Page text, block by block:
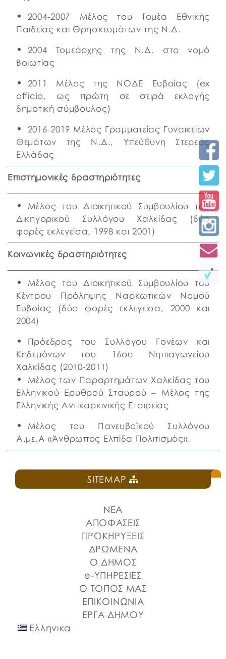
2004-2007 Μέλος του Τομέα Εθνικής
Παιδείας και Θρησκευμάτων της Ν.Δ.
2004 Τομεάρχης της Ν.Δ. στο νομό
Βοιωτίας
2011 Mέλος της ΝΟΔΕ Ευβοίας (ex
officio, ως πρώτη σε σειρά εκλογής
δημοτική σύμβουλος)
2016-2019 Μέλος Γραμματείας Γυναικείων
Θεμάτων της Ν.Δ., Υπεύθυνη Στερεάς
Ελλάδας
Επιστημονικές δραστηριότητες
Μέλος του Διοικητικού Συμβουλίου του
Δικηγορικού Συλλόγου Χαλκίδας (δύο
φορές εκλεγείσα, 1998 και 2001)
Κοινωνικές δραστηριότητες
Μέλος του Διοικητικού Συμβουλίου του
Κέντρου Πρόληψης Ναρκωτικών Νομού
Ευβοίας (δύο φορές εκλεγείσα, 2000 και
2004)
Πρόεδρος του Συλλόγου Γονέων και
Κηδεμόνων του 16ου Νηπιαγωγείου
Χαλκίδας (2010-2011)
Μέλος των Παραρτημάτων Χαλκίδας του
Ελληνικού Ερυθρού Σταυρού – Μέλος της
Ελληνικής Αντικαρκινικής Εταιρείας
Μέλος του Πανευβοϊκού Συλλόγου
Α.με.Α «Άνθρωπος Ελπίδα Πολιτισμός».
SITEMAP
ΝΕΑ
ΑΠΟΦΑΣΕΙΣ
ΠΡΟΚΗΡΥΞΕΙΣ
ΔΡΩΜΕΝΑ
Ο ΔΗΜΟΣ
e-ΥΠΗΡΕΣΙΕΣ
Ο ΤΟΠΟΣ ΜΑΣ
ΕΠΙΚΟΙΝΩΝΙΑ
ΕΡΓΑ ΔΗΜΟΥ
Ελληνικα